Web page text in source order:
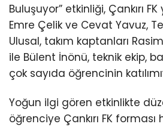
Buluşuyor” etkinliği, Çankırı
Emre Çelik ve Cevat Yavuz,
Ulusal, takım kaptanları
ile Bülent İnönü, teknik ekip,
çok sayıda öğrencinin
Yoğun ilgi gören etkinlikte
öğrenciye Çankırı FK